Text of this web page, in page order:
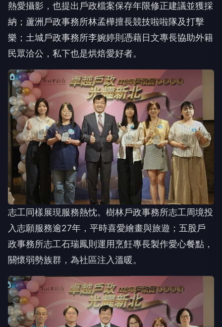
熱愛攝影，也提出戶政檔案保存年限修正建議並獲採
納；蘆洲戶政事務所林孟樺擅長競技啦啦隊及打擊
樂；土城戶政事務所李婉婷則憑藉日文專長協助外籍
民眾洽公，私下也是烘焙愛好者。
志工同樣展現服務熱忱。樹林戶政事務所志工周境投
入志願服務逾27年，平時喜愛繪畫與旅遊；五股戶
政事務所志工石瑞鳳則運用烹飪專長製作愛心餐點，
關懷弱勢族群，為社區注入溫暖。